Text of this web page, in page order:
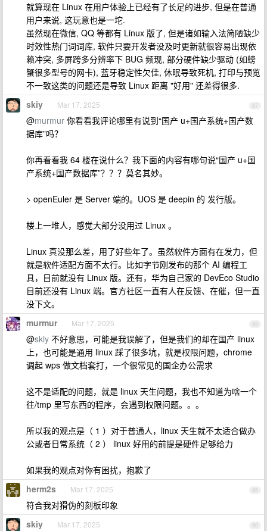
就算现在 Linux 在用户体验上已经有了长足的进步, 但是在普通
用户来说, 这玩意也是一坨.
虽然现在微信, QQ 等都有 Linux 版了, 但是诸如输入法简陋缺少
时效性热门词词库, 软件只要开发者没及时更新就很容易出现依
赖冲突, 多屏跨多分辨率下 BUG 频现, 部分硬件缺少驱动 (如螃
蟹很多型号的网卡), 蓝牙稳定性欠佳, 休眠导致死机, 打印与预览
不一致这类的问题还是导致 Linux 距离 "好用" 还差得很多.
87
skiy Mar 17, 2025
@murmur 你看看我评论哪里有说到“国产 u+国产系统+国产数
据库”吗？
你再看看我 64 楼在说什么？我下面的内容有哪句说“国产 u+国
产系统+国产数据库”？？？莫名其妙。
> openEuler 是 Server 端的。UOS 是 deepin 的 发行版。
楼上一堆人，感觉大部分没用过 Linux 。
Linux 真没那么差，用了好些年了。虽然软件方面有在发力，但
就是软件适配方面不太行。比如字节刚发布的那个 AI 编程工
具，目前就没有 Linux 版。还有，华为自己家的 DevEco Studio
目前还没有 Linux 端。官方社区一直有人在反馈、在催，但一直
没下文。
88
murmur Mar 17, 2025
@skiy 不好意思，可能是我误解了，但是我们的却在国产 linux
上，也可能是通用 linux 踩了很多坑，就是权限问题，chrome
调起 wps 做文档套打，一个很常见的国企办公需求
这不是适配的问题，就是 linux 天生问题，我也不知道为啥一个
往/tmp 里写东西的程序，会遇到权限问题。。。
所以我的观点是（ 1 ）对于普通人，linux 天生就不太适合做办
公或者日常系统（ 2 ） linux 好用的前提是硬件足够给力
如果我的观点对你有困扰，抱歉了
89
herm2s Mar 17, 2025
符合我对猾伪的刻板印象
90
skiy Mar 17, 2025